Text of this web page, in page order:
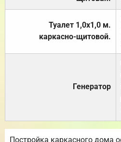
Туалет 1,0х1,0 м.
каркасно-щитовой.
Генератор
Постройка каркасного дома